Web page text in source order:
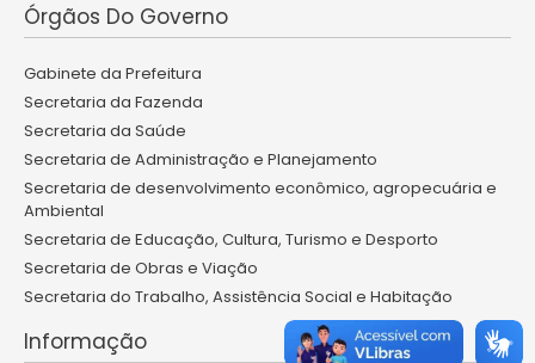
Órgãos Do Governo
Gabinete da Prefeitura
Secretaria da Fazenda
Secretaria da Saúde
Secretaria de Administração e Planejamento
Secretaria de desenvolvimento econômico, agropecuária e
Ambiental
Secretaria de Educação, Cultura, Turismo e Desporto
Secretaria de Obras e Viação
Secretaria do Trabalho, Assistência Social e Habitação
Informação